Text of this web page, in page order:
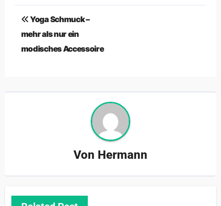
Beitragsnavigation
Yoga Schmuck –
mehr als nur ein
modisches Accessoire
Von Hermann